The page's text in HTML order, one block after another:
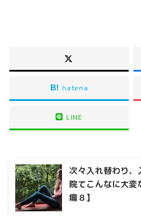
hatena
LINE
次々入れ替わり、
院てこんなに大
瘍８】